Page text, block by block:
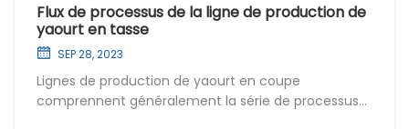
Flux de processus de la ligne de production de
yaourt en tasse
SEP 28, 2023
Lignes de production de yaourt en coupe
comprennent généralement la série de processus